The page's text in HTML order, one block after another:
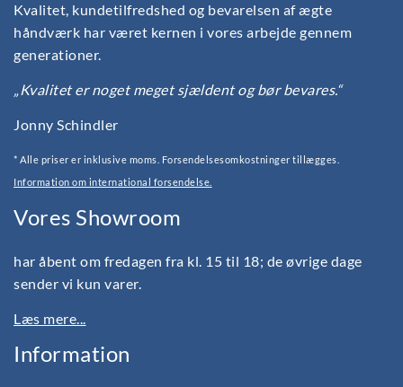
Kvalitet, kundetilfredshed og bevarelsen af ægte
håndværk har været kernen i vores arbejde gennem
generationer.
„Kvalitet er noget meget sjældent og bør bevares.“
Jonny Schindler
* Alle priser er inklusive moms. Forsendelsesomkostninger tillægges.
Information om international forsendelse.
Vores Showroom
har åbent om fredagen fra kl. 15 til 18; de øvrige dage
sender vi kun varer.
Læs mere...
Information